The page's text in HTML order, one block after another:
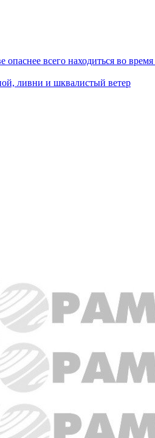
опаснее всего находиться во
ливни и шквалистый ветер